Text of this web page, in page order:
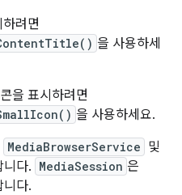
려면
을 사용하세
을 표시하려면
을 사용하세요.
MediaBrowserService 및
니다. MediaSession 은
니다.